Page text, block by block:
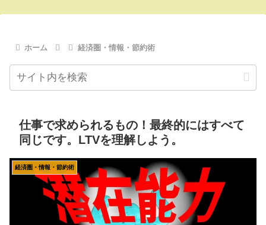
ホーム 経済圏・情報・節約術
仕事で求められるもの！最終的にはすべて
同じです。LTVを理解しよう。
経済圏・情報・節約術